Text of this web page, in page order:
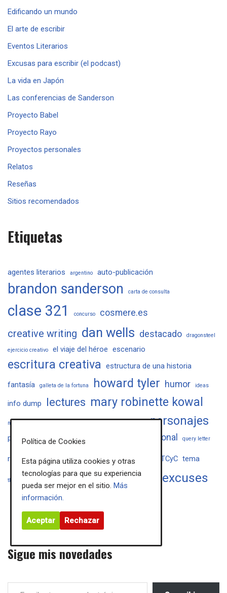
Edificando un mundo
El arte de escribir
Eventos Literarios
Excusas para escribir (el podcast)
La vida en Japón
Las conferencias de Sanderson
Proyecto Babel
Proyecto Rayo
Proyectos personales
Relatos
Reseñas
Sitios recomendados
Etiquetas
agentes literarios argentino auto-publicación
brandon sanderson carta de consulta
clase 321 concurso cosmere.es
creative writing dan wells destacado dragonsteel
ejercicio creativo el viaje del héroe escenario
escritura creativa estructura de una historia
fantasía galleta de la fortuna howard tyler humor ideas
info dump lectures mary robinette kowal
masterclass métodos de escritura personajes
plot prosa proyecto babel publicación tradicional query letter
revisión sanderson setting TCyC tema
the lost metal trama villanos writing excuses
Sigue mis novedades
Política de Cookies
Esta página utiliza cookies y otras
tecnologías para que su experiencia
pueda ser mejor en el sitio. Más
información.
Aceptar Rechazar